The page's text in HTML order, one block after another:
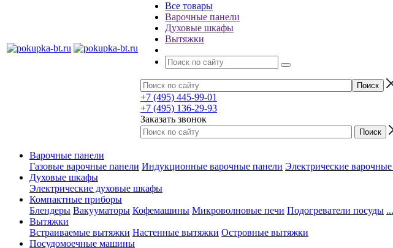
Все товары
Варочные панели
Духовые шкафы
Вытяжки
+7 (495) 445-99-01
+7 (495) 136-29-93
Заказать звонок
Варочные панели
Газовые варочные панели Индукционные варочные панели Электрические
Духовые шкафы
Электрические духовые шкафы
Компактные приборы
Блендеры Вакууматоры Кофемашины Микроволновые печи Подогреватели посуды
Вытяжки
Встраиваемые вытяжки Настенные вытяжки Островные вытяжки
Посудомоечные машины